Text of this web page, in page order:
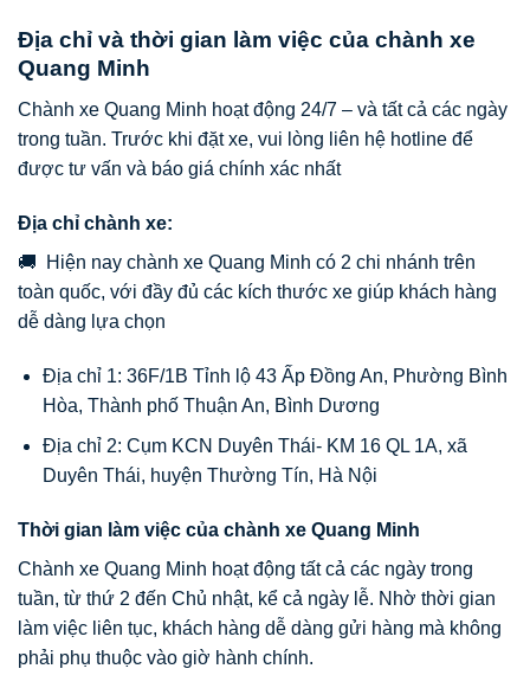
Địa chỉ và thời gian làm việc của chành xe
Quang Minh
Chành xe Quang Minh hoạt động 24/7 – và tất cả các ngày
trong tuần. Trước khi đặt xe, vui lòng liên hệ hotline để
được tư vấn và báo giá chính xác nhất
Địa chỉ chành xe:
🚚 Hiện nay chành xe Quang Minh có 2 chi nhánh trên
toàn quốc, với đầy đủ các kích thước xe giúp khách hàng
dễ dàng lựa chọn
Địa chỉ 1: 36F/1B Tỉnh lộ 43 Ấp Đồng An, Phường Bình
Hòa, Thành phố Thuận An, Bình Dương
Địa chỉ 2: Cụm KCN Duyên Thái- KM 16 QL 1A, xã
Duyên Thái, huyện Thường Tín, Hà Nội
Thời gian làm việc của chành xe Quang Minh
Chành xe Quang Minh hoạt động tất cả các ngày trong
tuần, từ thứ 2 đến Chủ nhật, kể cả ngày lễ. Nhờ thời gian
làm việc liên tục, khách hàng dễ dàng gửi hàng mà không
phải phụ thuộc vào giờ hành chính.